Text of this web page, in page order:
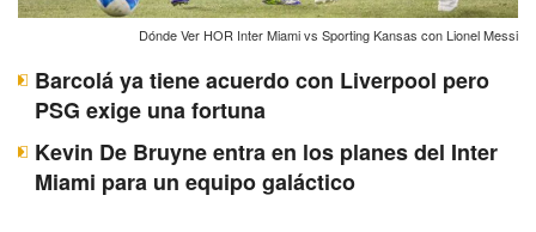
Dónde Ver HOR Inter Miami vs Sporting Kansas con Lionel Messi
Barcolá ya tiene acuerdo con Liverpool pero
PSG exige una fortuna
Kevin De Bruyne entra en los planes del Inter
Miami para un equipo galáctico